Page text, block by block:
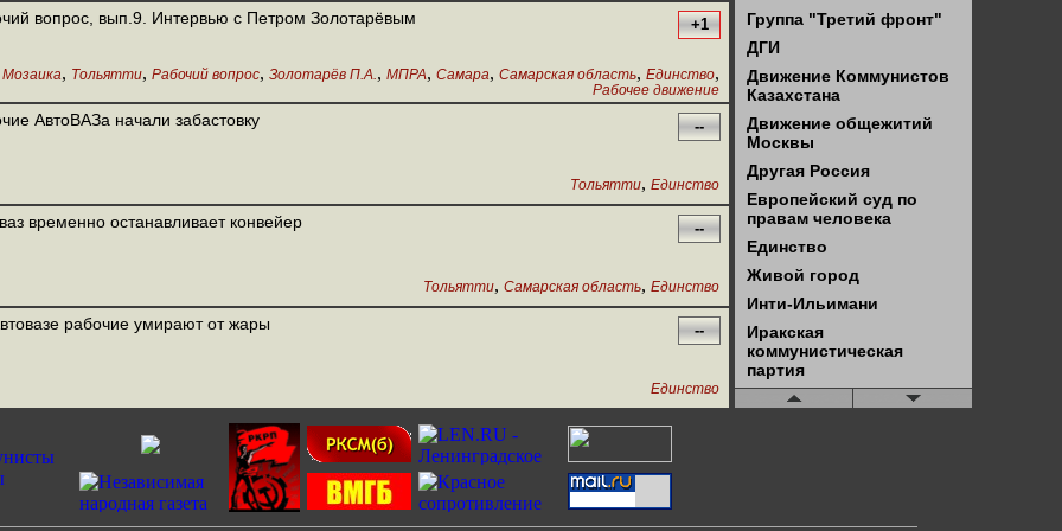
вопрос, вып.9. Интервью с Петром Золотарёвым +1
Мозаика, Тольятти, Рабочий вопрос, Золотарёв П.А., МПРА, Самара, Самарская область, Единство,
Рабочее движение
АвтоВАЗа начали забастовку --
Тольятти, Единство
временно останавливает конвейер --
Тольятти, Самарская область, Единство
рабочие умирают от жары --
Единство
Группа "Третий фронт"
ДГИ
Движение Коммунистов
Казахстана
Движение общежитий
Москвы
Другая Россия
Европейский суд по
правам человека
Единство
Живой город
Инти-Ильимани
Иракская
коммунистическая
партия
КЗПГ